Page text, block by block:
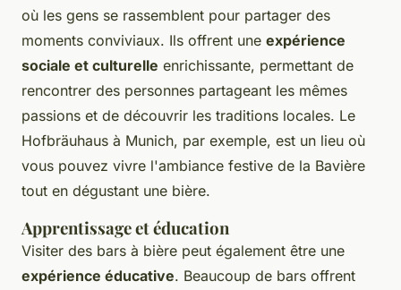
où les gens se rassemblent pour partager des
moments conviviaux. Ils offrent une expérience
sociale et culturelle enrichissante, permettant de
rencontrer des personnes partageant les mêmes
passions et de découvrir les traditions locales. Le
Hofbräuhaus à Munich, par exemple, est un lieu où
vous pouvez vivre l'ambiance festive de la Bavière
tout en dégustant une bière.
Apprentissage et éducation
Visiter des bars à bière peut également être une
expérience éducative. Beaucoup de bars offrent